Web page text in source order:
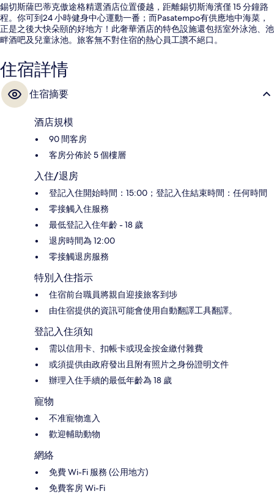
錫切斯薩巴蒂克傲途格精選酒店位置優越，距離錫切斯海濱僅 15 分鐘路
程。你可到24 小時健身中心運動一番；而Pasatempo有供應地中海菜，
正是之後大快朵頤的好地方！此奢華酒店的特色設施還包括室外泳池、池
畔酒吧及兒童泳池。旅客無不對住宿的熱心員工讚不絕口。
住宿詳情
住宿摘要
酒店規模
90 間客房
客房分佈於 5 個樓層
入住/退房
登記入住開始時間：15:00；登記入住結束時間：任何時間
零接觸入住服務
最低登記入住年齡 - 18 歲
退房時間為 12:00
零接觸退房服務
特別入住指示
住宿前台職員將親自迎接旅客到埗
由住宿提供的資訊可能會使用自動翻譯工具翻譯。
登記入住須知
需以信用卡、扣帳卡或現金按金繳付雜費
或須提供由政府發出且附有照片之身份證明文件
辦理入住手續的最低年齡為 18 歲
寵物
不准寵物進入
歡迎輔助動物
網絡
免費 Wi-Fi 服務 (公用地方)
免費客房 Wi-Fi